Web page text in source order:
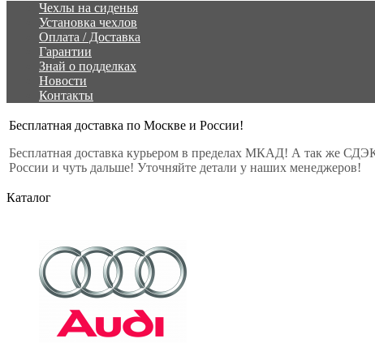
Чехлы на сиденья
Установка чехлов
Оплата / Доставка
Гарантии
Знай о подделках
Новости
Контакты
Бесплатная доставка по Москве и России!
Бесплатная доставка курьером в пределах МКАД! А так же
России и чуть дальше! Уточняйте детали у наших менеджеров!
Каталог